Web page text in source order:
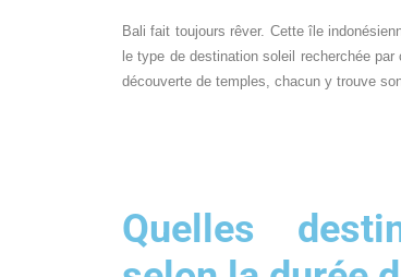
Bali fait toujours rêver. Cette île
le type de destination soleil recherchée
découverte de temples, chacun y trouve
Quelles